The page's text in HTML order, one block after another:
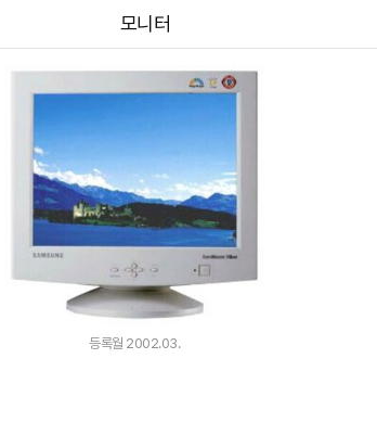
모니터
등록월 2002.03.